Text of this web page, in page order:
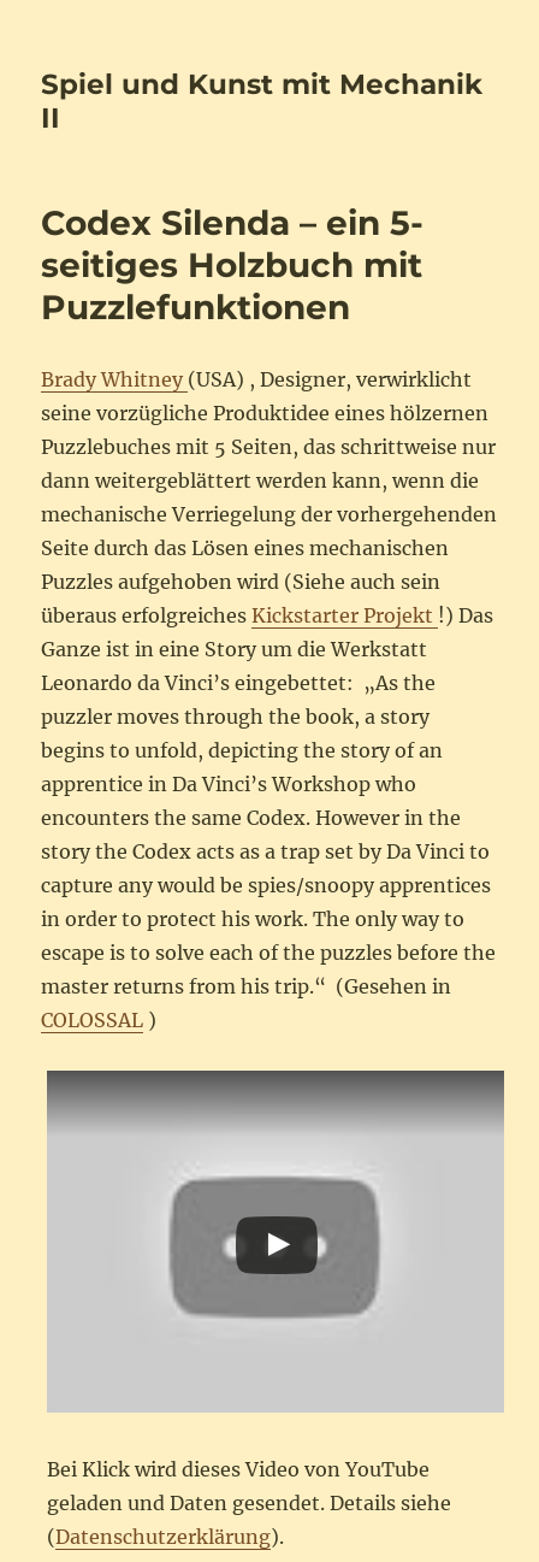
Spiel und Kunst mit Mechanik
II
Codex Silenda – ein 5-
seitiges Holzbuch mit
Puzzlefunktionen
Brady Whitney (USA) , Designer, verwirklicht
seine vorzügliche Produktidee eines hölzernen
Puzzlebuches mit 5 Seiten, das schrittweise nur
dann weitergeblättert werden kann, wenn die
mechanische Verriegelung der vorhergehenden
Seite durch das Lösen eines mechanischen
Puzzles aufgehoben wird (Siehe auch sein
überaus erfolgreichesKickstarter Projekt !) Das
Ganze ist in eine Story um die Werkstatt
Leonardo da Vinci’s eingebettet: „As the
puzzler moves through the book, a story
begins to unfold, depicting the story of an
apprentice in Da Vinci’s Workshop who
encounters the same Codex. However in the
story the Codex acts as a trap set by Da Vinci to
capture any would be spies/snoopy apprentices
in order to protect his work. The only way to
escape is to solve each of the puzzles before the
master returns from his trip.“ (Gesehen in
COLOSSAL )
Bei Klick wird dieses Video von YouTube
geladen und Daten gesendet. Details siehe
(Datenschutzerklärung).